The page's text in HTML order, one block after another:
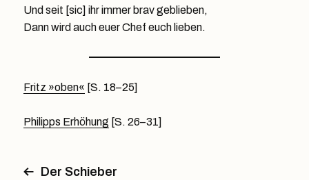
Und seit [sic] ihr immer brav geblieben,
Dann wird auch euer Chef euch lieben.
Fritz »oben« [S. 18–25]
Philipps Erhöhung [S. 26–31]
Der Schieber